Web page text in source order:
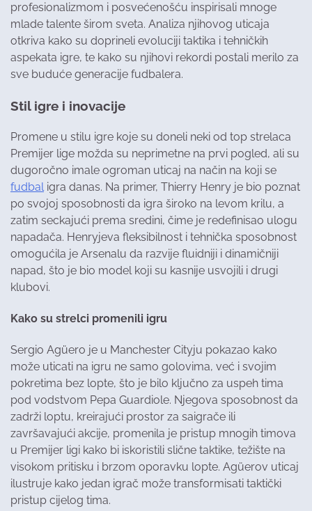
profesionalizmom i posvećenošću inspirisali mnoge
mlade talente širom sveta. Analiza njihovog uticaja
otkriva kako su doprineli evoluciji taktika i tehničkih
aspekata igre, te kako su njihovi rekordi postali merilo za
sve buduće generacije fudbalera.
Stil igre i inovacije
Promene u stilu igre koje su doneli neki od top strelaca
Premijer lige možda su neprimetne na prvi pogled, ali su
dugoročno imale ogroman uticaj na način na koji se
fudbal igra danas. Na primer, Thierry Henry je bio poznat
po svojoj sposobnosti da igra široko na levom krilu, a
zatim seckajući prema sredini, čime je redefinisao ulogu
napadača. Henryjeva fleksibilnost i tehnička sposobnost
omogućila je Arsenalu da razvije fluidniji i dinamičniji
napad, što je bio model koji su kasnije usvojili i drugi
klubovi.
Kako su strelci promenili igru
Sergio Agüero je u Manchester Cityju pokazao kako
može uticati na igru ne samo golovima, već i svojim
pokretima bez lopte, što je bilo ključno za uspeh tima
pod vodstvom Pepa Guardiole. Njegova sposobnost da
zadrži loptu, kreirajući prostor za saigrače ili
završavajući akcije, promenila je pristup mnogih timova
u Premijer ligi kako bi iskoristili slične taktike, težište na
visokom pritisku i brzom oporavku lopte. Agüerov uticaj
ilustruje kako jedan igrač može transformisati taktički
pristup cijelog tima.